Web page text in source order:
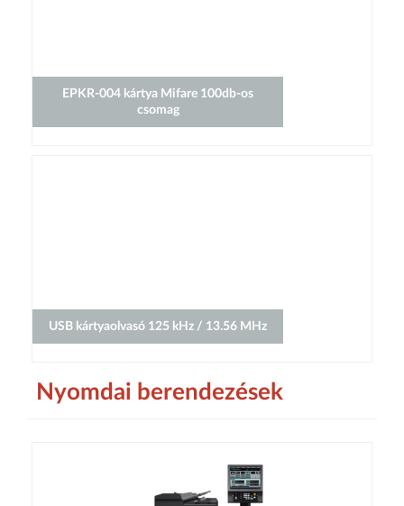
EPKR-004 kártya Mifare 100db-os
csomag
USB kártyaolvasó 125 kHz / 13.56 MHz
Nyomdai berendezések